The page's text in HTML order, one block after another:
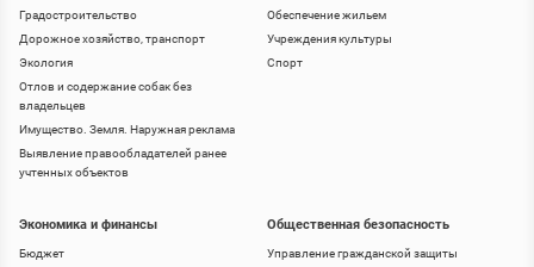
Градостроительство
Дорожное хозяйство, транспорт
Экология
Отлов и содержание собак без
владельцев
Имущество. Земля. Наружная реклама
Выявление правообладателей ранее
учтенных объектов
Обеспечение жильем
Учреждения культуры
Спорт
Экономика и финансы
Бюджет
Общественная безопасность
Управление гражданской защиты